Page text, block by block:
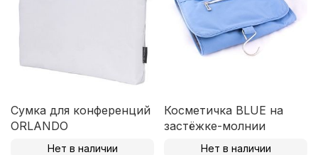
Сумка для конференций
ORLANDO
Нет в наличии
Косметичка BLUE на
застёжке-молнии
Нет в наличии